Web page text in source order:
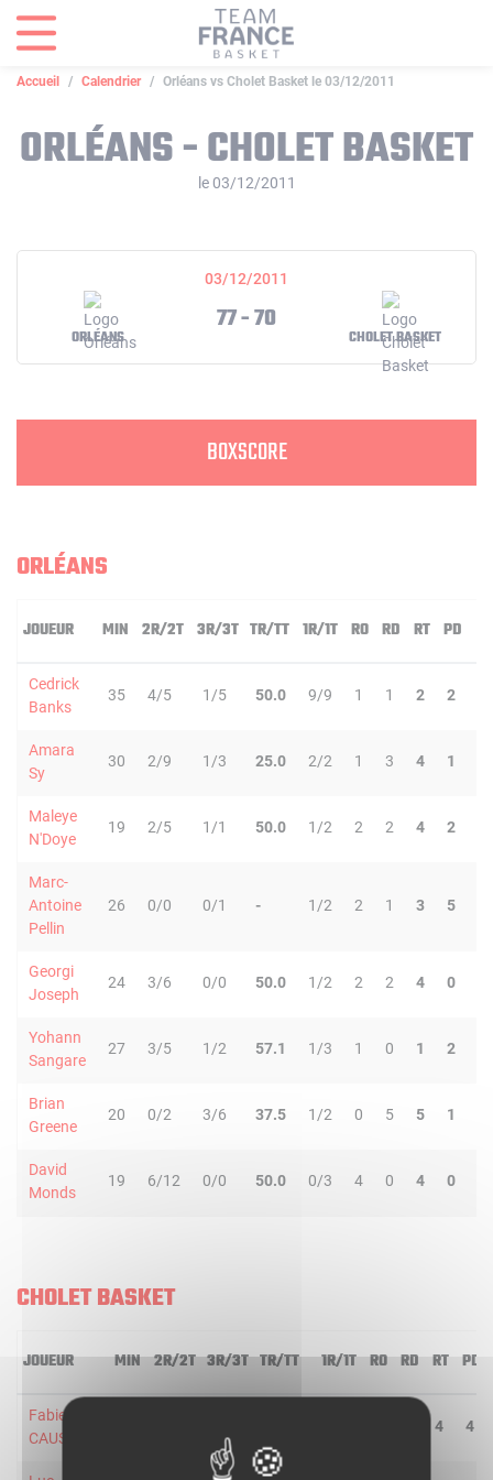
Accueil Calendrier Orléans vs Cholet Basket le 03/12/2011
ORLÉANS - CHOLET BASKET
le 03/12/2011
03/12/2011
ORLÉANS
77 - 70
CHOLET BASKET
BOXSCORE
ORLÉANS
JOUEUR MIN 2R/2T 3R/3T TR/TT 1R/1T RO RD RT PD
Cedrick
Banks
35 4/5 1/5 50.0 9/9 1 1 2 2
Amara
Sy
30 2/9 1/3 25.0 2/2 1 3 4 1
Maleye
N'Doye
19 2/5 1/1 50.0 1/2 2 2 4 2
Marc-
Antoine
Pellin
26 0/0 0/1 - 1/2 2 1 3 5
Georgi
Joseph
24 3/6 0/0 50.0 1/2 2 2 4 0
Yohann
Sangare
27 3/5 1/2 57.1 1/3 1 0 1 2
Brian
Greene
20 0/2 3/6 37.5 1/2 0 5 5 1
David
Monds
19 6/12 0/0 50.0 0/3 4 0 4 0
CHOLET BASKET
JOUEUR MIN 2R/2T 3R/3T TR/TT 1R/1T RO RD RT PD
Fabien
CAUSEUR
4 4
Panneau de gestion des cookies